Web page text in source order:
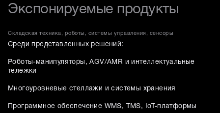
Экспонируемые продукты
Складская техника, роботы, системы управления, сенсоры
Среди представленных решений:
Роботы-манипуляторы, AGV/AMR и интеллектуальные
тележки
Многоуровневые стеллажи и системы хранения
Программное обеспечение WMS, TMS, IoT-платформы